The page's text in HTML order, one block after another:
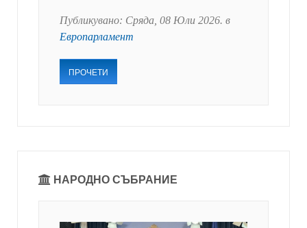
Публикувано: Сряда, 08 Юли 2026. в
Европарламент
ПРОЧЕТИ
НАРОДНО СЪБРАНИЕ